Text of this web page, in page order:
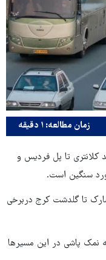
زمان مطالعه: ۱ دقیقه
کلانتری تا پل فردیس و
سنگین است.
تا گلدشت کرج دربرخی
نمک پاشی در این مسیرها